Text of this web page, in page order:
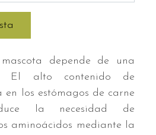
depende de una
El alto contenido de
en los estómagos de carne
la necesidad de
aminoácidos mediante la